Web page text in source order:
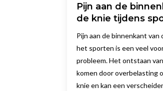
Pijn aan de
de knie tijdens
Pijn aan de binnenkant van
het sporten is een veel
probleem. Het ontstaan
komen door overbelasting
knie en kan een